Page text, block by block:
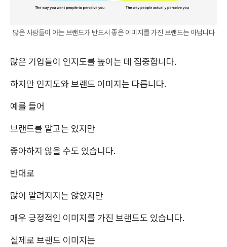
많은 사람들이 아는 브랜드가 반드시 좋은 이미지를 가진 브랜드는 아닙니다
많은 기업들이 인지도를 높이는 데 집중합니다.
하지만 인지도와 브랜드 이미지는 다릅니다.
예를 들어
브랜드를 알고는 있지만
좋아하지 않을 수도 있습니다.
반대로
많이 알려지지는 않았지만
매우 긍정적인 이미지를 가진 브랜드도 있습니다.
실제로 브랜드 이미지는